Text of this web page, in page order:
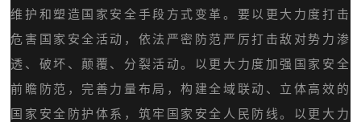
维护和塑造国家安全手段方式变革。要以更大力度打击
危害国家安全活动，依法严密防范严厉打击敌对势力渗
透、破坏、颠覆、分裂活动。以更大力度加强国家安全
前瞻防范，完善力量布局，构建全域联动、立体高效的
国家安全防护体系，筑牢国家安全人民防线。以更大力